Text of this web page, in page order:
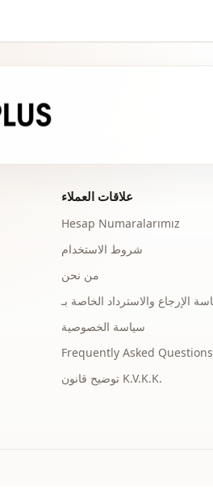
علاقات العملاء
Hesap Numaralarımız
شروط الاستخدام
من نحن
سياسة الخصوصية
Frequently Asked Questions
توضيح قانون K.V.K.K.